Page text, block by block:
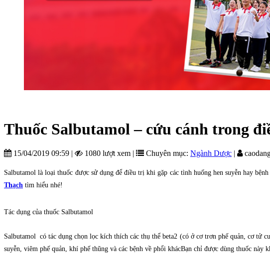
Thuốc Salbutamol – cứu cánh trong
15/04/2019 09:59 | 1080 lượt xem | Chuyên mục: Ngành Dược |
Salbutamol là loại thuốc được sử dụng để điều trị khi gặp các tình huống hen suyễn hay
Thạch tìm hiểu nhé!
Tác dụng của thuốc Salbutamol
Salbutamol có tác dụng chọn lọc kích thích các thụ thể beta2 (có ở cơ trơn phế quản, cơ tử
suyễn, viêm phế quản, khí phế thũng và các bệnh về phổi khácBạn chỉ được dùng thuốc này